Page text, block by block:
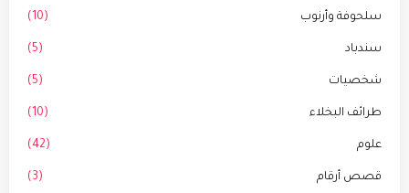
سلحوفة وأرنوب (10)
سندباد (5)
شخصيات (5)
طرائف البخلاء (10)
علوم (42)
قصص أرقام (3)